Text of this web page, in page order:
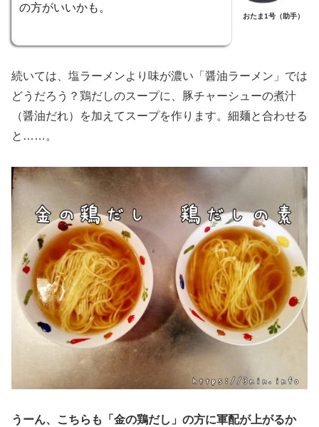
の方がいいかも。
おたま1号（助手）
続いては、塩ラーメンより味が濃い「醤油ラーメン」では
どうだろう？鶏だしのスープに、豚チャーシューの煮汁
（醤油だれ）を加えてスープを作ります。細麺と合わせる
と……。
うーん、こちらも「金の鶏だし」の方に軍配が上がるか